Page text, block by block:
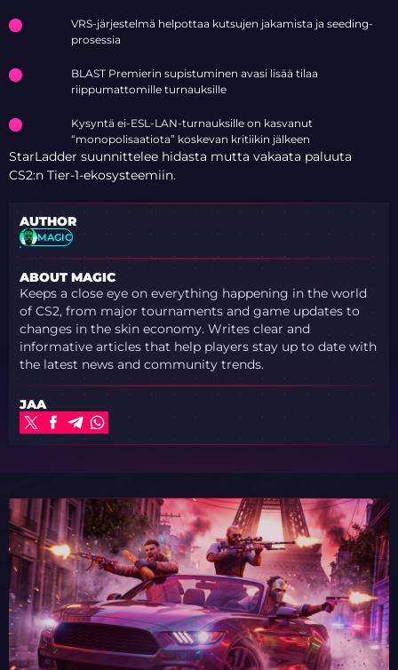
VRS-järjestelmä helpottaa kutsujen jakamista ja seeding-
prosessia
BLAST Premierin supistuminen avasi lisää tilaa
riippumattomille turnauksille
Kysyntä ei-ESL-LAN-turnauksille on kasvanut
“monopolisaatiota” koskevan kritiikin jälkeen
StarLadder suunnittelee hidasta mutta vakaata paluuta
CS2:n Tier-1-ekosysteemiin.
AUTHOR
MAGIC
ABOUT MAGIC
Keeps a close eye on everything happening in the world
of CS2, from major tournaments and game updates to
changes in the skin economy. Writes clear and
informative articles that help players stay up to date with
the latest news and community trends.
JAA